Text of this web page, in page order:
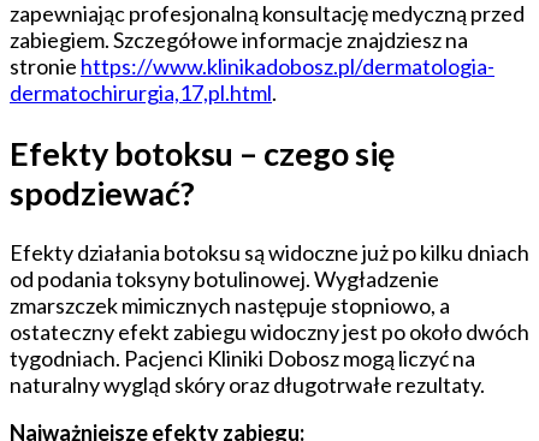
zapewniając profesjonalną konsultację medyczną przed
zabiegiem. Szczegółowe informacje znajdziesz na
stronie https://www.klinikadobosz.pl/dermatologia-
dermatochirurgia,17,pl.html.
Efekty botoksu – czego się
spodziewać?
Efekty działania botoksu są widoczne już po kilku dniach
od podania toksyny botulinowej. Wygładzenie
zmarszczek mimicznych następuje stopniowo, a
ostateczny efekt zabiegu widoczny jest po około dwóch
tygodniach. Pacjenci Kliniki Dobosz mogą liczyć na
naturalny wygląd skóry oraz długotrwałe rezultaty.
Najważniejsze efekty zabiegu: